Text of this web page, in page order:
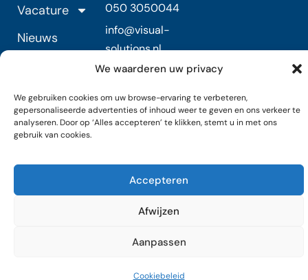
We waarderen uw privacy
We gebruiken cookies om uw browse-ervaring te verbeteren,
gepersonaliseerde advertenties of inhoud weer te geven en ons verkeer te
analyseren. Door op ‘Alles accepteren’ te klikken, stemt u in met ons
gebruik van cookies.
Accepteren
Afwijzen
Aanpassen
Cookiebeleid
Vacature
Nieuws
050 3050044
info@visual-
solutions.nl
Voorwaarden